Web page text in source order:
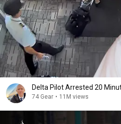
Delta Pilot Arrested 20
74 Gear • 11M views